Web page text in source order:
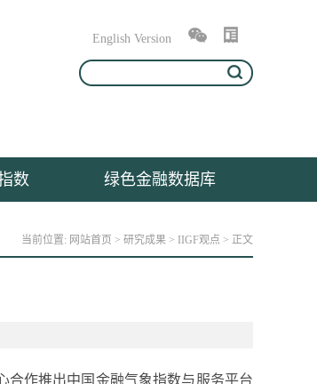
English Version
数 绿色金融数据库
当前位置: 网站首页 > 研究成果 > IIGF观点 > 正文
合作推出中国金融气象指数与服务平台